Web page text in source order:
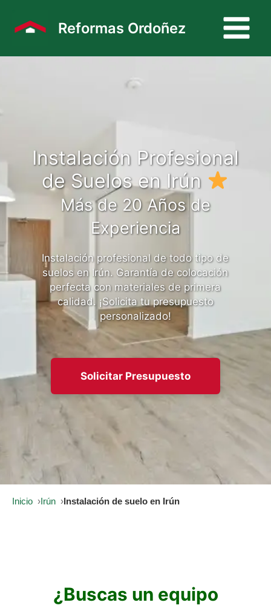
Reformas Ordoñez
Instalación Profesional
de Suelos en Irún
Más de 20 Años de
Experiencia
Instalación profesional de todo tipo de
suelos en Irún. Garantía de colocación
perfecta con materiales de primera
calidad. ¡Solicita tu presupuesto
personalizado!
Solicitar Presupuesto
Inicio Irún Instalación de suelo en Irún
¿Buscas un equipo